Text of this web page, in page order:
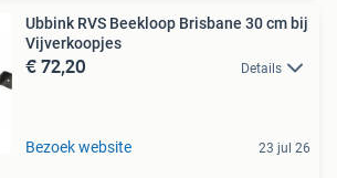
Ubbink RVS Beekloop Brisbane 30 cm bij
Vijverkoopjes
€ 72,20 Details
Bezoek website 23 jul 26